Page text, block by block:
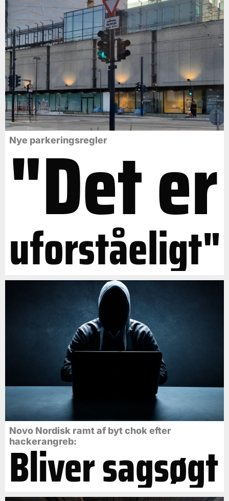
Nye parkeringsregler
"Det er
uforståeligt"
Novo Nordisk ramt af byt chok efter
hackerangreb:
Bliver sagsøgt